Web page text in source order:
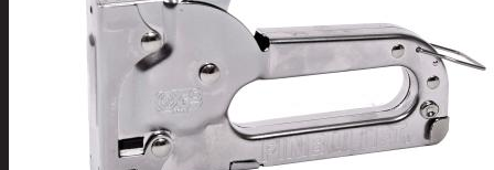
Joulu- ja kausivalot
Eläimet ja tontut
Kyntteliköt
Valoketjut ja
Joulukoristeet
Kranssit ja